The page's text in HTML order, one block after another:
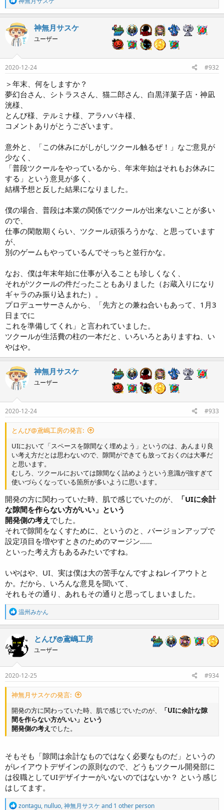
e
a
c
t
i
o
n
s
:
神無月サスケ
ユーザー
2020-12-24 #932
＞年末、何をしますか？
夢幻台さん、シトラスさん、猫二郎さん、白黒洋菓子店・神凪
洸様、
とんび様、テルミナ様、アラハバキ様、
コメントありがとうございます。
意外と、「この休みにがしがしツクール触るぜ！」なご意見が
少なく、
「普段ツクールをやっているから、年末年始はそれもお休みに
する」という意見が多く、
結構予想と反した結果になりました。
僕の場合、普段は本業の関係でツクールが出来ないことが多い
ので、
仕事の閑散期くらい、ツクール頑張ろうかな、と思っています
が、
別のゲームもやっているんでそっちと並行かな。
なお、僕は年末年始に仕事が入ることも珍しくなく、
それがツクールの件だったこともありました（お蔵入りになり
ギャラのみ振り込まれた）。
プロデューサーさんから、「先方との兼ね合いもあって、1月3
日までに
これを準備してくれ」と言われていました。
ツクールが生活費の柱の一本だと、いろいろとありますね、い
やはや。
神無月サスケ
ユーザー
2020-12-24 #933
とんび@鳶嶋工房の発言:
UIにおいて「スペースを隙間なく埋めよう」というのは、あんまり良
い考え方だとは思わないので、隙間ができても放っておくのは大事だ
と思います。
むしろ、ツクールにおいては隙間なく詰めようという意識が強すぎて
使いづらくなっている箇所が多いように思います。
開発の方に関わっていた時、肌で感じでいたのが、
「UIに余計
な隙間を作らない方がいい」という
開発側の考え でした。
それで隙間をなくすために、というのと、バージョンアップで
設定項目を増やすときのためのマージン……
といった考え方もあるみたいですね。
いやはや、UI、実は僕は大の苦手なんですよねレイアウトと
か。だから、いろんな意見を聞いて、
それもその通り、あれもその通りと思ってしまいました。
R
e
a
t
o
n
s
温州みかん
とんび@鳶嶋工房
ユーザー
2020-12-25 #934
神無月サスケの発言:
開発の方に関わっていた時、肌で感じでいたのが、
「UIに余計な隙
間を作らない方がいい」という
開発側の考えでした。
そもそも「隙間は余計なものではなく必要なものだ」というの
がレイアウトデザインの原則なので、どうもツクール開発部に
は役職としてUIデザイナーがいないのではないか？ という感じ
はしてます。
R
zontagu, nulluo,神無月サスケ and 1 other person